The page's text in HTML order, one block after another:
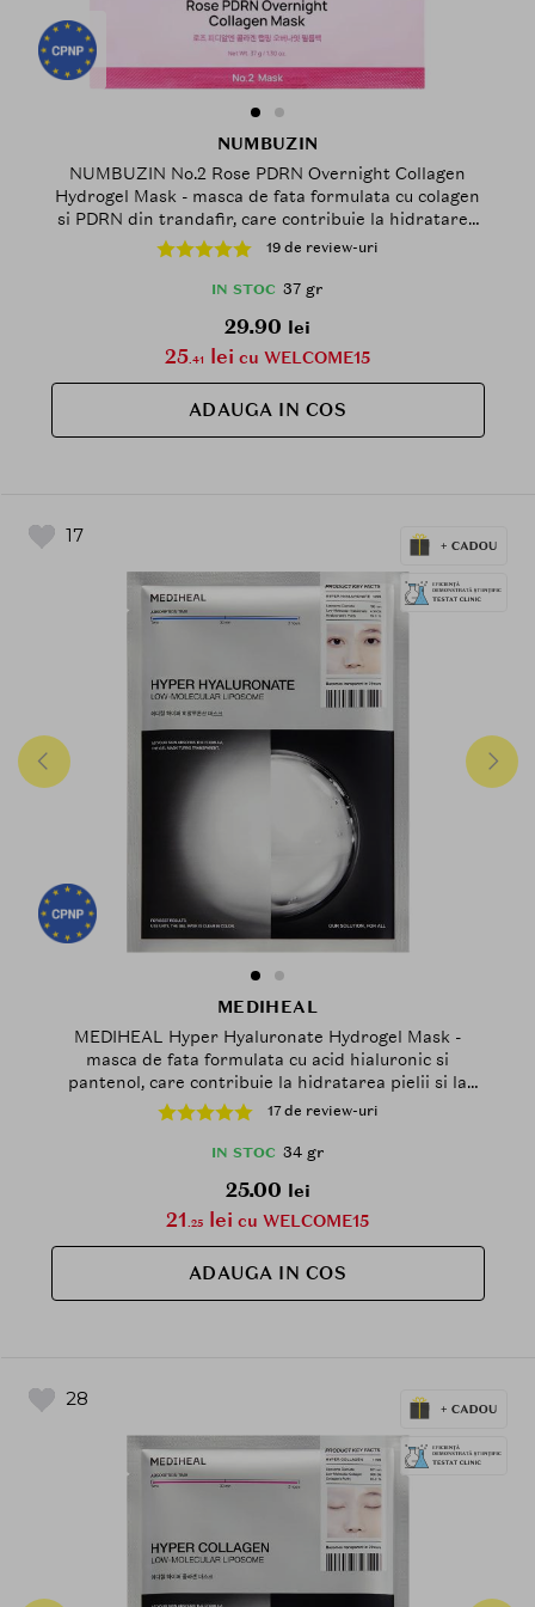
NUMBUZIN
NUMBUZIN No.2 Rose PDRN Overnight Collagen
Hydrogel Mask - masca de fata formulata cu colagen
si PDRN din trandafir, care contribuie la hidratarea
pielii si la mentinerea confortului cutanat - 37 gr
19 de review-uri
IN STOC 37 gr
29.90 lei
25.41 lei cu WELCOME15
ADAUGA IN COS
17
MEDIHEAL
MEDIHEAL Hyper Hyaluronate Hydrogel Mask -
masca de fata formulata cu acid hialuronic si
pantenol, care contribuie la hidratarea pielii si la
metinerea nivelului optim de umiditate - 34 gr
17 de review-uri
IN STOC 34 gr
25.00 lei
21.25 lei cu WELCOME15
ADAUGA IN COS
28